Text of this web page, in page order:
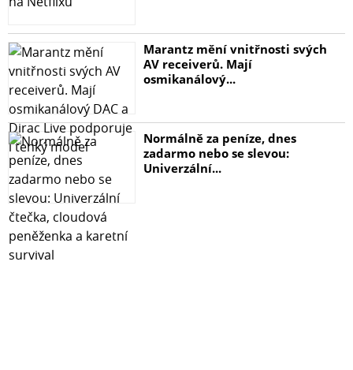
Marantz mění vnitřnosti svých
AV receiverů. Mají
osmikanálový...
Normálně za peníze, dnes
zadarmo nebo se slevou:
Univerzální...